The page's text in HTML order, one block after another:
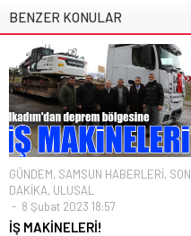
BENZER KONULAR
GÜNDEM, SAMSUN HABERLERİ, SON
DAKİKA, ULUSAL
8 Şubat 2023 18:57
İŞ MAKİNELERİ!